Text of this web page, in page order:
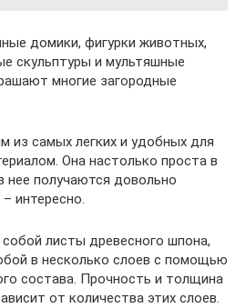
домики, фигурки животных,
скульптуры и мультяшные
многие загородные
из самых легких и удобных для
Она настолько проста в
нее получаются довольно
интересно.
листы древесного шпона,
в несколько слоев с помощью
состава. Прочность и толщина
от количества этих слоев.